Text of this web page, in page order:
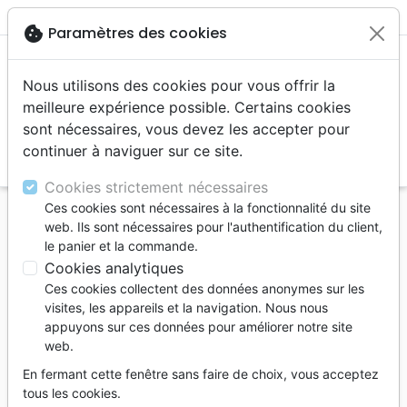
menu
Accueil Auteurs Warren Rick
Rick Warren
Rick Warren a fondé
l'Eglise Saddleback de
Lake Forest, en
Californie, l'une des plus
importantes des Etats-
Unis. Plusieurs milliers
cookie Paramètres des cookies
Nous utilisons des cookies pour vous offrir la
meilleure expérience possible. Certains cookies
sont nécessaires, vous devez les accepter pour
continuer à naviguer sur ce site.
Cookies strictement nécessaires
Ces cookies sont nécessaires à la fonctionnalité du site
web. Ils sont nécessaires pour l'authentification du client,
le panier et la commande.
Cookies analytiques
Ces cookies collectent des données anonymes sur les
visites, les appareils et la navigation. Nous nous
appuyons sur ces données pour améliorer notre site
web.
En fermant cette fenêtre sans faire de choix, vous acceptez
tous les cookies.